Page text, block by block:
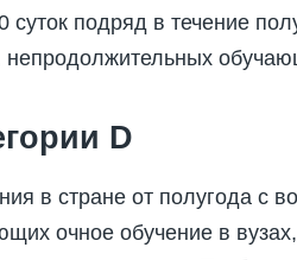
подряд в течение
непродолжительных
D
в стране от полугода с
очное обучение в